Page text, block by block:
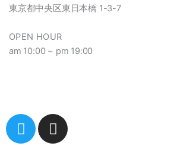
東京都中央区東日本橋 1-3-7
OPEN HOUR
am 10:00 ~ pm 19:00
T
w
I
n